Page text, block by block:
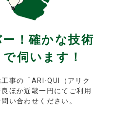
！確かな技術
伺います！
事の「ARI-QUI（アリク
ほか近畿一円にてご利用
い合わせください。